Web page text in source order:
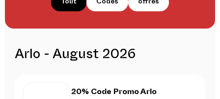
Tout Codes offres
Arlo - August 2026
20% Code Promo Arlo